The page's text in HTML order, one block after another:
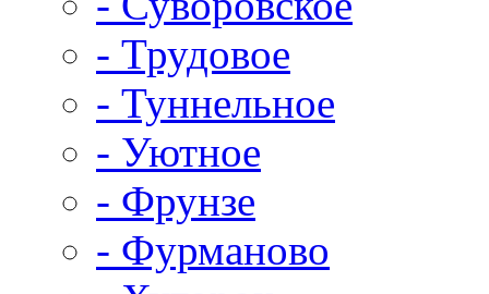
- Трудовое
- Туннельное
- Уютное
- Фрунзе
- Фурманово